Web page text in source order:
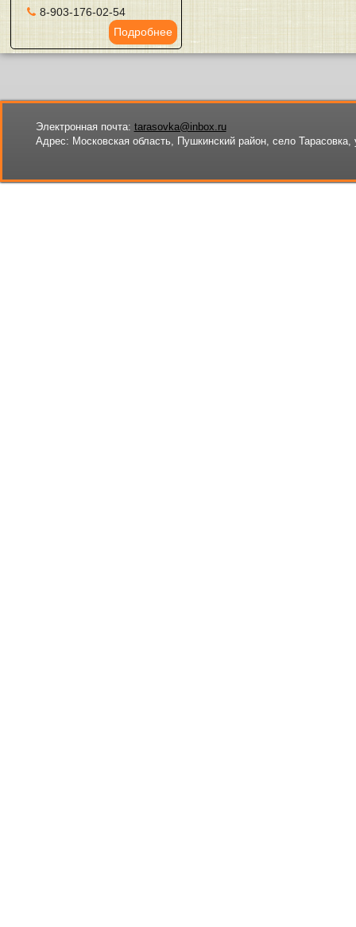
8-903-176-02-54
Подробнее
Электронная почта: tarasovka@inbox.ru
Адрес: Московская область, Пушкинский район, село